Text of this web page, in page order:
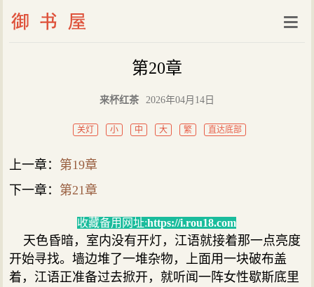
第20章
来杯红茶 2026年04月14日
关灯 小 中 大 繁 直达底部
上一章： 第19章
下一章： 第21章
收藏备用网址:https://i.rou18.com
天色昏暗，室内没有开灯，江语就接着那一点亮度
开始寻找。墙边堆了一堆杂物，上面用一块破布盖
着，江语正准备过去掀开，就听闻一阵女性歇斯底里